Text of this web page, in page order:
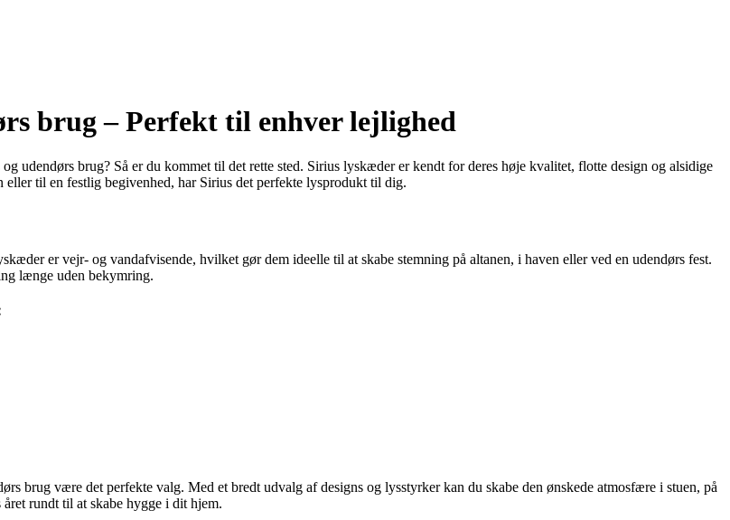
brug – Perfekt til enhver lejlighed
udendørs brug? Så er du kommet til det rette sted. Sirius lyskæder er kendt for deres høje kvalitet, flotte design og alsidige
eller til en festlig begivenhed, har Sirius det perfekte lysprodukt til dig.
er vejr- og vandafvisende, hvilket gør dem ideelle til at skabe stemning på altanen, i haven eller ved en udendørs fest.
længe uden bekymring.
brug være det perfekte valg. Med et bredt udvalg af designs og lysstyrker kan du skabe den ønskede atmosfære i stuen, på
rundt til at skabe hygge i dit hjem.